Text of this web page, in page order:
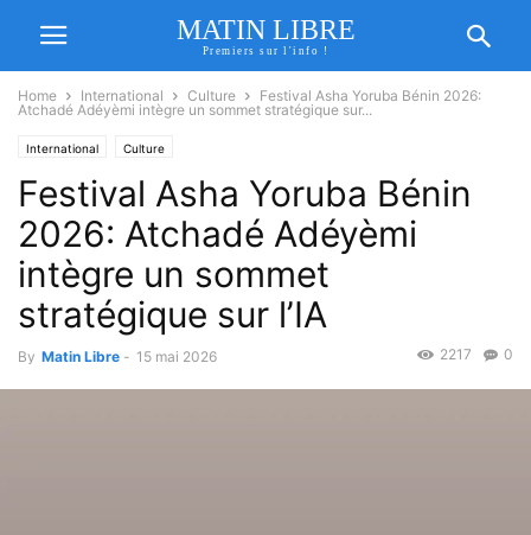
MATIN LIBRE
Premiers sur l'info !
Home International Culture
Festival Asha Yoruba Bénin 2026:
Atchadé Adéyèmi intègre un sommet stratégique sur...
International Culture
Festival Asha Yoruba Bénin
2026: Atchadé Adéyèmi
intègre un sommet
stratégique sur l’IA
By Matin Libre - 15 mai 2026 0
2217